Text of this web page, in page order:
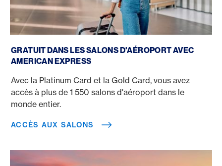
GRATUIT DANS LES SALONS D'AÉROPORT AVEC
AMERICAN EXPRESS
Avec la Platinum Card et la Gold Card, vous avez
accès à plus de 1 550 salons d'aéroport dans le
monde entier.
ACCÈS AUX SALONS